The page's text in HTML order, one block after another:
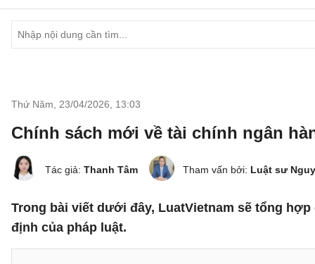
Thứ Năm, 23/04/2026 13:03
Chính sách mới về tài chính ngân
Tác giả: Thanh Tâm Tham vấn bởi: Luật sư
Trong bài viết dưới đây, LuatVietnam sẽ tổng
định của pháp luật.